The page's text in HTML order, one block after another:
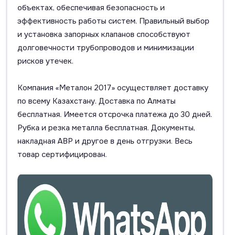
объектах, обеспечивая безопасность и
эффективность работы систем. Правильный выбор
и установка запорных клапанов способствуют
долговечности трубопроводов и минимизации
рисков утечек.
Компания «Металон 2017» осуществляет доставку
по всему Казахстану. Доставка по Алматы
бесплатная. Имеется отсрочка платежа до 30 дней.
Рубка и резка металла бесплатная. Документы,
накладная АВР и другое в день отгрузки. Весь
товар сертифицирован.